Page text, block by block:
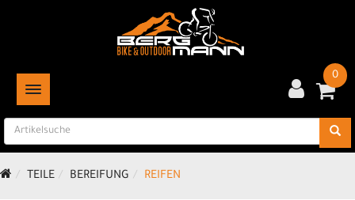
TOGGLE NAVIGATION
0
TEILE BEREIFUNG REIFEN